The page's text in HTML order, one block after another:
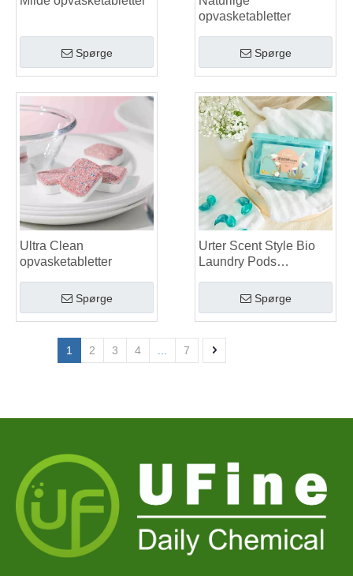
Spørge
opvasketabletter
Spørge
Ultra Clean
opvasketabletter
Spørge
Urter Scent Style Bio
Laundry Pods
Spørge
1 2 3 4 7